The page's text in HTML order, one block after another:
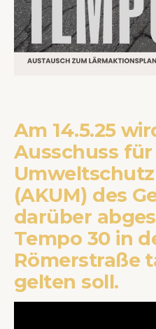
Am 14.5.25
Ausschuss für
(AKUM) des
darüber
Tempo 30 in
Römerstraße
gelten soll.